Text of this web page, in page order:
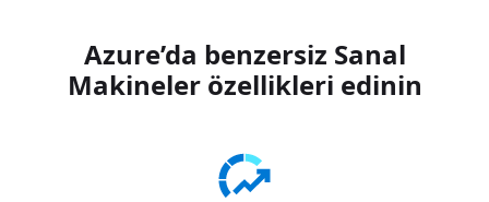
Azure’da benzersiz Sanal
Makineler özellikleri edinin